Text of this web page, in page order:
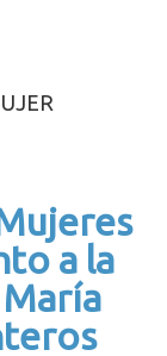
a la